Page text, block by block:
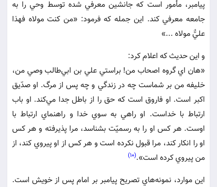
پيامبر، مأمور است كه جانشين معرفي شده توسط وحي را به
جامعه معرفي كند. اين جمله كه فرمود: «من كنت مولاه فهذا
عليٌّ مولاه ...»
و اين حديث كه اعلام كرد:
«هان اي گروه اصحاب من! براستي علي بن ابي‌طالب وصي من،
خليفه من بر شماست چه در زندگي و چه پس از مرگ. او صدّيق
اكبر است. او فاروق است كه حق را از باطل جدا مي‌كند. او باب
ارتباط با خداست. او راهي به سوي خدا و راهنماي ارتباط با
اوست. هر كس او را به رسميّت بشناسد، مرا پذيرفته و هر كس
او را انكار كند، مرا قبول نكرده است و هر كس از او پيروي كند، از
من پيروي كرده است».(10)
اين موارد، نمونه‌هاي تصريح پيامبر بر امام پس از خويش است.